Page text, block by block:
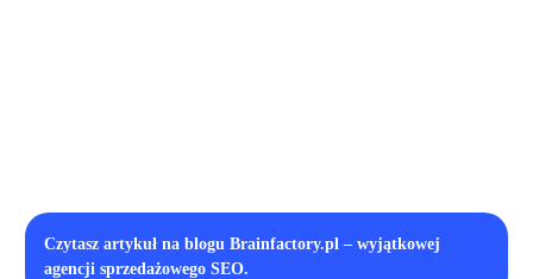
Czytasz artykuł na blogu Brainfactory.pl – wyjątkowej
agencji sprzedażowego SEO.